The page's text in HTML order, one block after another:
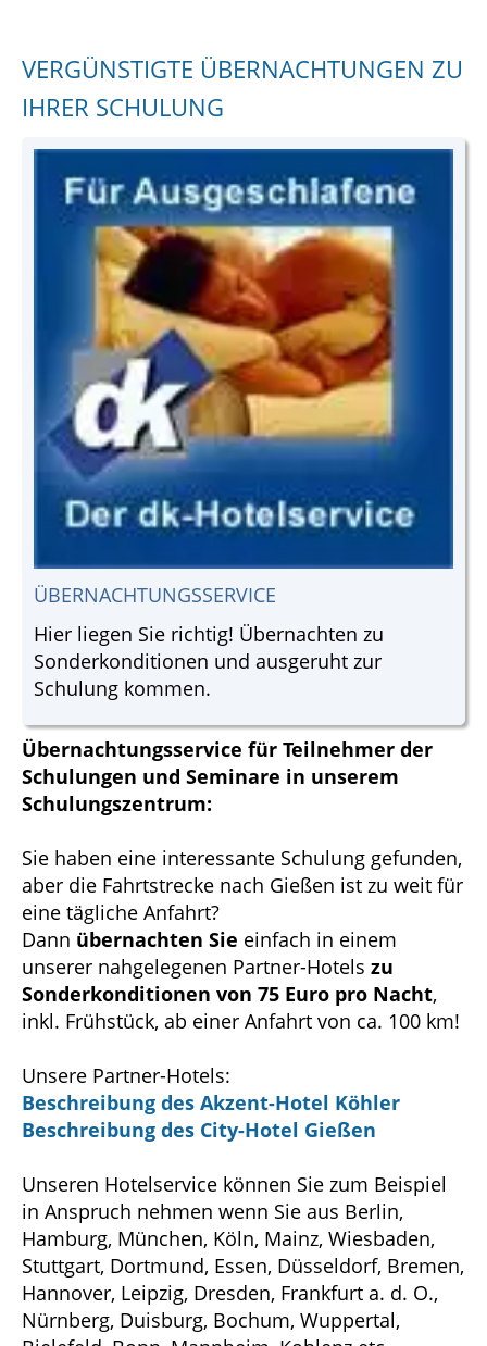
VERGÜNSTIGTE ÜBERNACHTUNGEN ZU
IHRER SCHULUNG
ÜBERNACHTUNGSSERVICE
Hier liegen Sie richtig! Übernachten zu
Sonderkonditionen und ausgeruht zur
Schulung kommen.
Übernachtungsservice für Teilnehmer der
Schulungen und Seminare in unserem
Schulungszentrum:
Sie haben eine interessante Schulung gefunden,
aber die Fahrtstrecke nach Gießen ist zu weit für
eine tägliche Anfahrt?
Dann übernachten Sie einfach in einem
unserer nahgelegenen Partner-Hotels zu
Sonderkonditionen von 75 Euro pro Nacht,
inkl. Frühstück, ab einer Anfahrt von ca. 100 km!
Unsere Partner-Hotels:
Beschreibung des Akzent-Hotel Köhler
Beschreibung des City-Hotel Gießen
Unseren Hotelservice können Sie zum Beispiel
in Anspruch nehmen wenn Sie aus Berlin,
Hamburg, München, Köln, Mainz, Wiesbaden,
Stuttgart, Dortmund, Essen, Düsseldorf, Bremen,
Hannover, Leipzig, Dresden, Frankfurt a. d. O.,
Nürnberg, Duisburg, Bochum, Wuppertal,